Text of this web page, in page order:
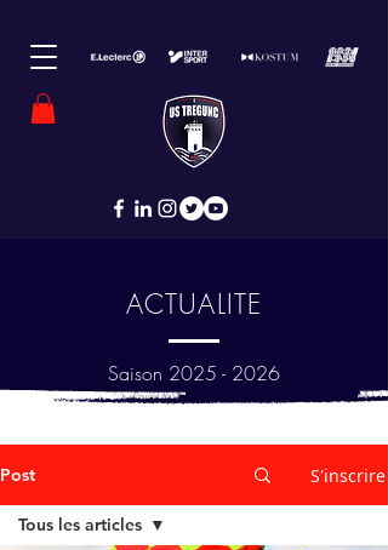
ACTUALITE
Saison 2025 - 2026
Post S'inscrire
Tous les articles